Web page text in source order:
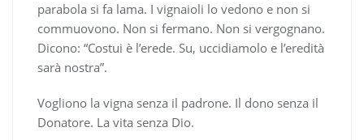
parabola si fa lama. I vignaioli lo vedono e non si
commuovono. Non si fermano. Non si vergognano.
Dicono: “Costui è l’erede. Su, uccidiamolo e l’eredità
sarà nostra”.
Vogliono la vigna senza il padrone. Il dono senza il
Donatore. La vita senza Dio.